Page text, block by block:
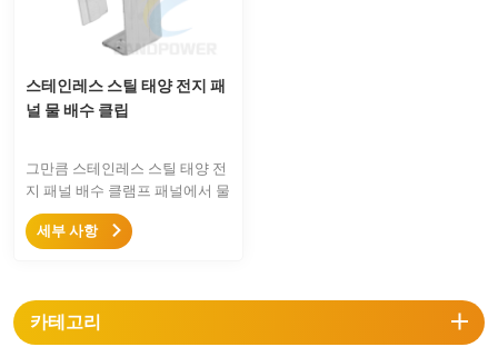
스테인레스 스틸 태양 전지 패
널 물 배수 클립
그만큼 스테인레스 스틸 태양 전
지 패널 배수 클램프 패널에서 물
과 먼지를 효과적으로 배출하고,
패널 표면을 깨끗하게 만들고, 패
패널 프레임에 클립을 쉽게 고정
할 수 있습니다.
세부 사항
카테고리